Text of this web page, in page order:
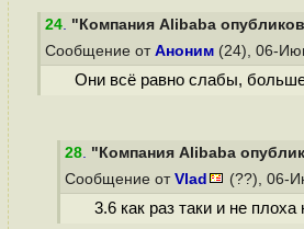
24. "Компания Alibaba
Сообщение от Аноним (24), 06-
Они всё равно слабы,
28. "Компания Alibaba
Сообщение от Vlad (??), 06-
3.6 как раз таки и не плоха